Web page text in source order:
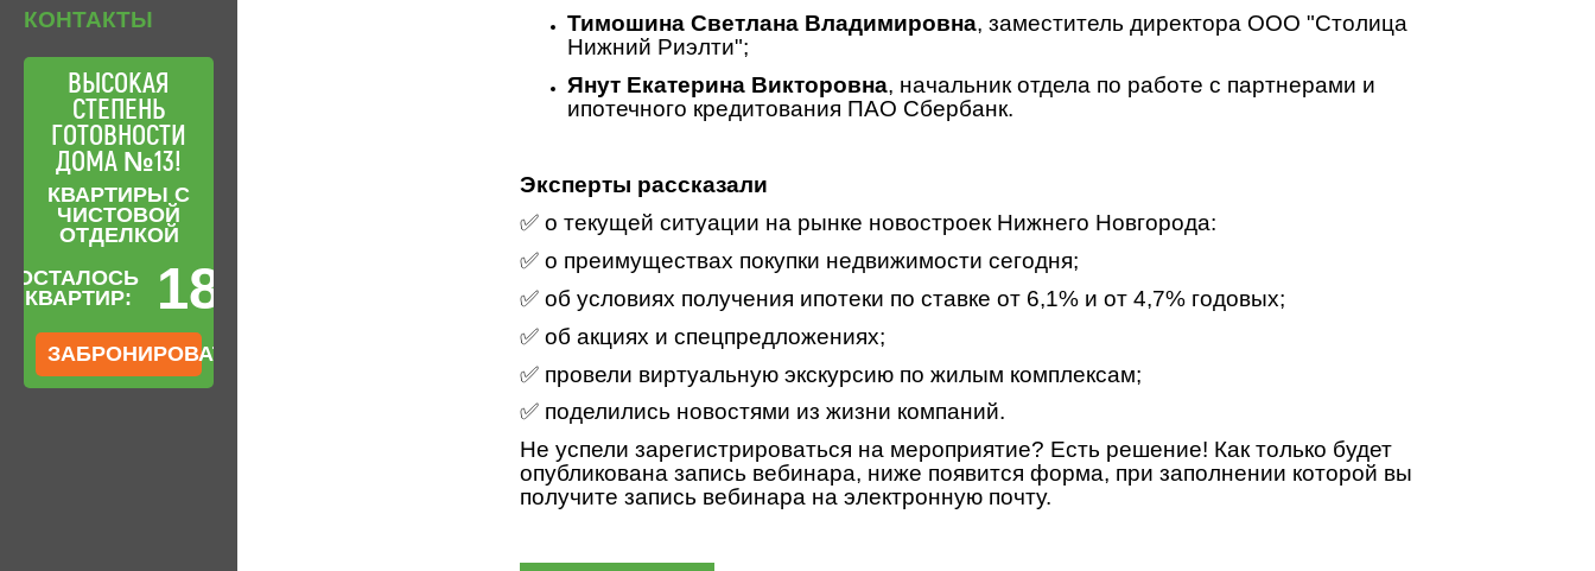
КОНТАКТЫ
ВЫСОКАЯ
СТЕПЕНЬ
ГОТОВНОСТИ
ДОМА №13!
КВАРТИРЫ С
ЧИСТОВОЙ
ОТДЕЛКОЙ
ОСТАЛОСЬ
КВАРТИР:
18
ЗАБРОНИРОВАТЬ
Тимошина Светлана Владимировна, заместитель директора ООО "Столица
Нижний Риэлти";
Янут Екатерина Викторовна, начальник отдела по работе с партнерами и
ипотечного кредитования ПАО Сбербанк.
Эксперты рассказали
✅ о текущей ситуации на рынке новостроек Нижнего Новгорода:
✅ о преимуществах покупки недвижимости сегодня;
✅ об условиях получения ипотеки по ставке от 6,1% и от 4,7% годовых;
✅ об акциях и спецпредложениях;
✅ провели виртуальную экскурсию по жилым комплексам;
✅ поделились новостями из жизни компаний.
Не успели зарегистрироваться на мероприятие? Есть решение! Как только будет
опубликована запись вебинара, ниже появится форма, при заполнении которой вы
получите запись вебинара на электронную почту.